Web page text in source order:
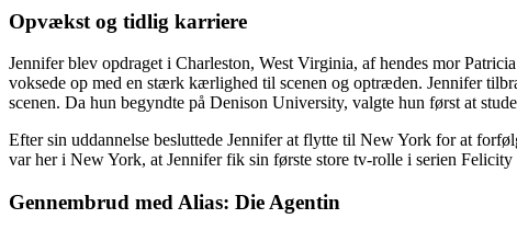
Opvækst og tidlig karriere
Jennifer blev opdraget i Charleston, West Virginia, af hendes mor
voksede op med en stærk kærlighed til scenen og optræden. Jennifer
scenen. Da hun begyndte på Denison University, valgte hun først at
Efter sin uddannelse besluttede Jennifer at flytte til New York for at
var her i New York, at Jennifer fik sin første store tv-rolle i serien
Gennembrud med Alias: Die Agentin